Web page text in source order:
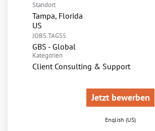
Standort
Tampa, Florida
JOBS.TAGS5
GBS - Global
Kategorien
Client Consulting & Support
Jetzt bewerben
English (US)